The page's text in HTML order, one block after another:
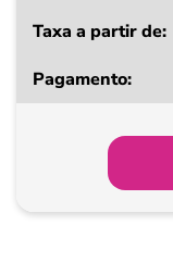
a
Pagamento